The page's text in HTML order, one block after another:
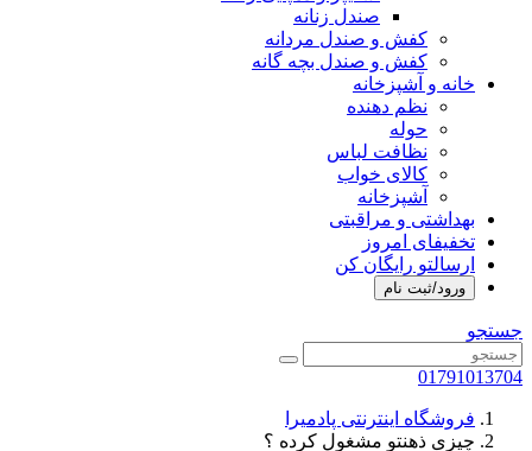
صندل زنانه
کفش و صندل مردانه
کفش و صندل بچه گانه
خانه و آشپزخانه
نظم دهنده
حوله
نظافت لباس
کالای خواب
آشپزخانه
بهداشتی و مراقبتی
تخفیفای امروز
ارسالتو رایگان کن
ورود/ثبت نام
جستجو
01791013704
فروشگاه اینترنتی پادمیرا
چیزی ذهنتو مشغول کرده ؟